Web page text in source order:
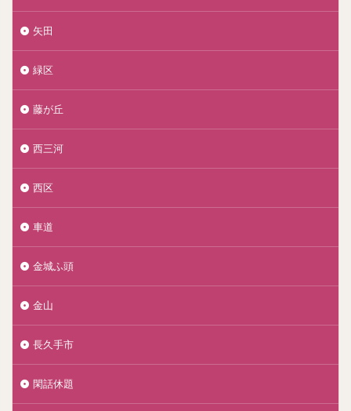
矢田
緑区
藤が丘
西三河
西区
車道
金城ふ頭
金山
長久手市
閑話休題